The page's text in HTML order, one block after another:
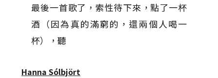
最後一首歌了，索性待下來，點了一杯
酒（因為真的滿窮的，還兩個人喝一
杯），聽
Hanna Sólbjört